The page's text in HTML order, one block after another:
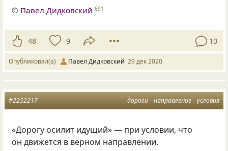
© Павел Дидковский 691
48 9 10
Опубликовал(а) Павел Дидковский 29 дек 2020
дороги направление условия
#2252217
«Дорогу осилит идущий» — при условии, что
он движется в верном направлении.